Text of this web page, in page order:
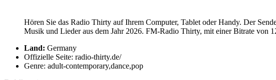
Hören Sie das Radio Thirty auf Ihrem Computer, Tablet oder Handy. Der
Musik und Lieder aus dem Jahr 2026. FM-Radio Thirty, mit einer Bitrate von
Land: Germany
Offizielle Seite: radio-thirty.de/
Genre: adult-contemporary,dance,pop